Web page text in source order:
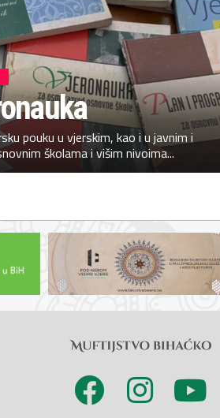
pouku u vjerskim, kao i u javnim i
školama i višim nivoima...